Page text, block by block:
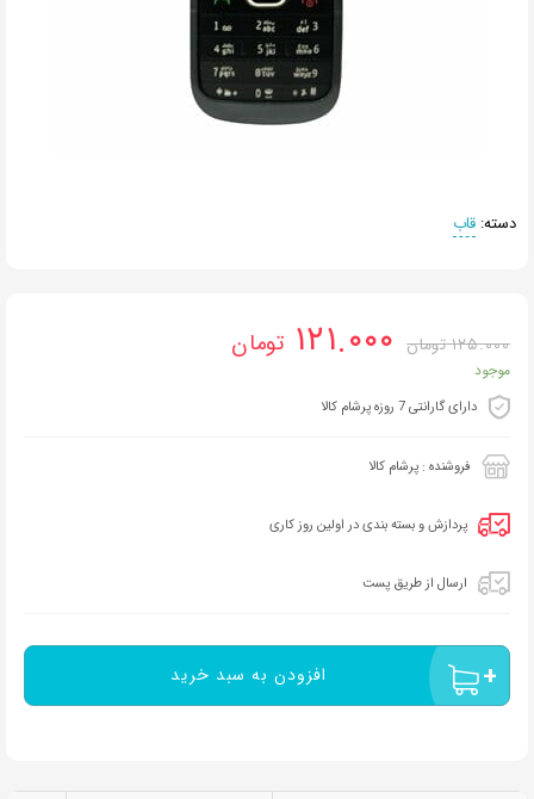
دسته: قاب
۱۲۵.۰۰۰ تومان ۱۲۱.۰۰۰ تومان
موجود
دارای گارانتی 7 روزه پرشام کالا
فروشنده : پرشام کالا
پردازش و بسته بندی در اولین روز کاری
ارسال از طریق پست
افزودن به سبد خرید